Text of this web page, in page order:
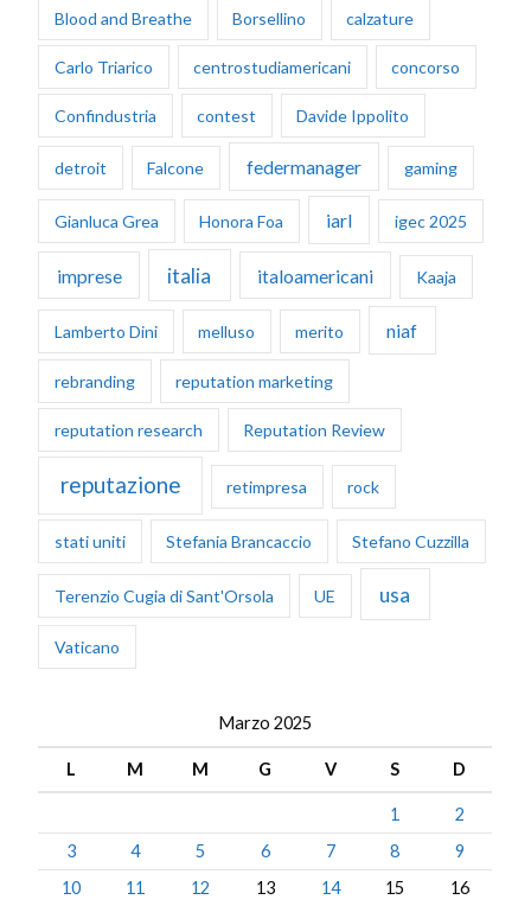
Blood and Breathe Borsellino calzature
Carlo Triarico centrostudiamericani concorso
Confindustria contest Davide Ippolito
detroit Falcone federmanager gaming
Gianluca Grea Honora Foa iarl igec 2025
imprese italia italoamericani Kaaja
Lamberto Dini melluso merito niaf
rebranding reputation marketing
reputation research Reputation Review
reputazione retimpresa rock
stati uniti Stefania Brancaccio Stefano Cuzzilla
Terenzio Cugia di Sant'Orsola UE usa
Vaticano
Marzo 2025
L M M G V S D
1
2
3
4 5 6 7 8
9
10
11 12 13 14 15
16